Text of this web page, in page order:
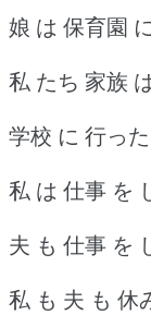
娘 は 保育園
私 たち 家族
学校 に 行っ
私 は 仕事 を
夫 も 仕事 を
私 も 夫 も 休